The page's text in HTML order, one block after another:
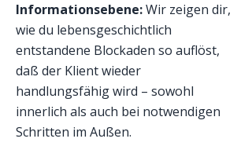
Informationsebene:Wir zeigen dir,
wie du lebensgeschichtlich
entstandene Blockaden so auflöst,
daß der Klient wieder
handlungsfähig wird – sowohl
innerlich als auch bei notwendigen
Schritten im Außen.